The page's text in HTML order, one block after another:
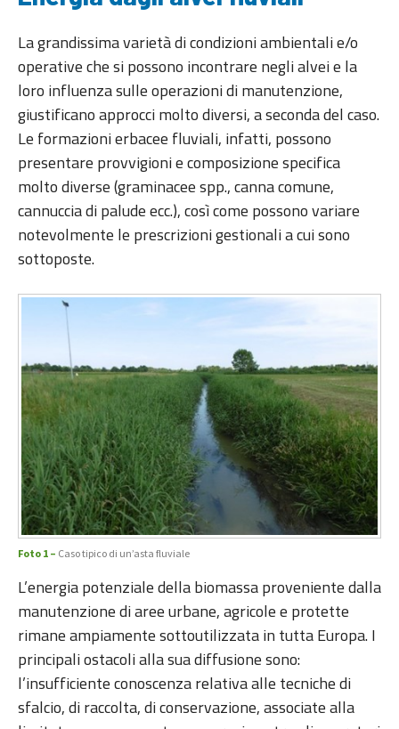
La grandissima varietà di condizioni ambientali e/o
operative che si possono incontrare negli alvei e la
loro influenza sulle operazioni di manutenzione,
giustificano approcci molto diversi, a seconda del caso.
Le formazioni erbacee fluviali, infatti, possono
presentare provvigioni e composizione specifica
molto diverse (graminacee spp., canna comune,
cannuccia di palude ecc.), così come possono variare
notevolmente le prescrizioni gestionali a cui sono
sottoposte.
Foto 1 – Caso tipico di un’asta fluviale
L’energia potenziale della biomassa proveniente dalla
manutenzione di aree urbane, agricole e protette
rimane ampiamente sottoutilizzata in tutta Europa. I
principali ostacoli alla sua diffusione sono:
l’insufficiente conoscenza relativa alle tecniche di
sfalcio, di raccolta, di conservazione, associate alla